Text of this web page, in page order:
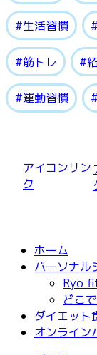
生活習慣
筋トレ
運動習慣
アイコンリン
ク
ホーム
パーソナル
Ryo
どこ
ダイエット
オンライン